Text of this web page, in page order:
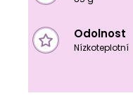
Odolnost
Nízkoteplotní